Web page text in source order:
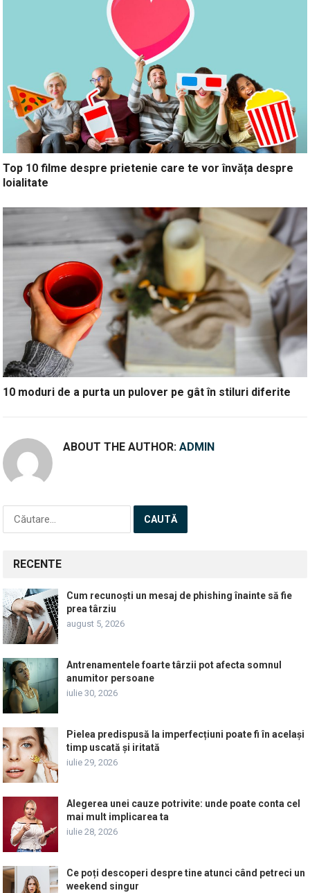
Top 10 filme despre prietenie care te vor învăța despre
loialitate
10 moduri de a purta un pulover pe gât în stiluri diferite
ABOUT THE AUTHOR:ADMIN
Caută
RECENTE
Cum recunoști un mesaj de phishing înainte să fie
prea târziu
august 5, 2026
Antrenamentele foarte târzii pot afecta somnul
anumitor persoane
iulie 30, 2026
Pielea predispusă la imperfecțiuni poate fi în același
timp uscată și iritată
iulie 29, 2026
Alegerea unei cauze potrivite: unde poate conta cel
mai mult implicarea ta
iulie 28, 2026
Ce poți descoperi despre tine atunci când petreci un
weekend singur